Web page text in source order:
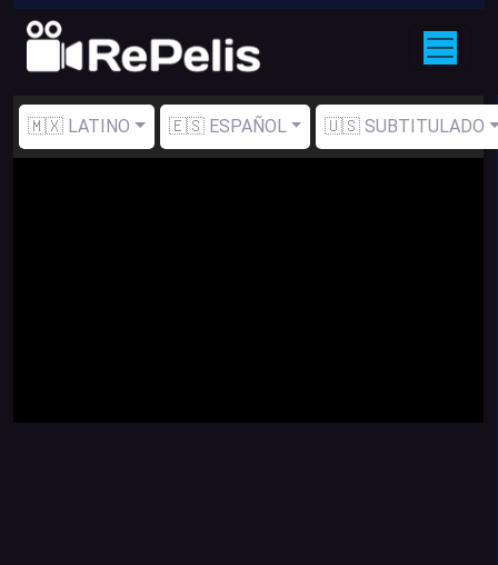
🇲🇽 LATINO 🇪🇸 ESPAÑOL 🇺🇸 SUBTITULADO